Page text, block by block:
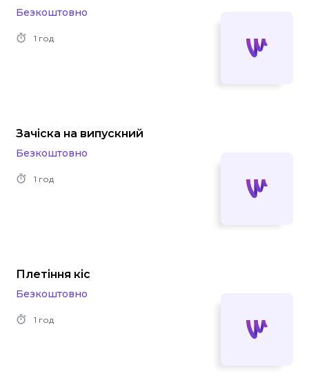
Безкоштовно
1 год
Зачіска на випускний
Безкоштовно
1 год
Плетіння кіс
Безкоштовно
1 год